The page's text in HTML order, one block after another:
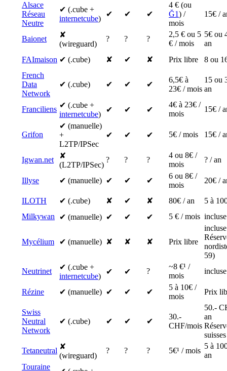
Alsace
Réseau
Neutre
✔ (.cube +
internetcube)
✔ ✔ ✔
4 € (ou
Ğ1) /
mois
15€ /
Baionet
✘
(wireguard)
? ? ?
2,5 € ou 5
€ / mois
5€ ou
an
FAImaison ✔ (.cube) ✘ ✔ ✘ Prix libre
8 ou
French
Data
Network
✔ (.cube) ✔ ✔ ✔
6,5€ à
23€ / mois
15 ou
an
Franciliens ✔ (.cube +
internetcube)
✔ ✔ ✔
4€ à 23€ /
mois
15€ /
Grifon
✔ (manuelle)
+
L2TP/IPSec
✔ ✔ ✔ 5€ / mois 15€ /
Igwan.net
✘
(L2TP/IPSec)
? ? ?
4 ou 8€ /
mois
? / an
Illyse ✔ (manuelle) ✔ ✔ ✔
6 ou 8€ /
mois
20€ /
ILOTH ✔ (.cube) ✘ ✔ ✘ 80€ / an
5 à
Milkywan
✔ (manuelle) ✔ ✔ ✔ 5 € / mois incluse
Mycélium ✔ (manuelle) ✘ ✘ ✘ Prix libre
incluse
59)
Neutrinet
✔ (.cube +
internetcube)
✔ ✔ ?
~8 €¹ /
mois
incluse
Rézine ✔ (manuelle) ✔ ✔ ✔
5 à 10€ /
mois
Prix
Swiss
Neutral
Network
✔ (.cube) ✔ ✔ ✔
30.-
CHF/mois
50.-
an
suisses
Tetaneutral ✘
(wireguard)
? ? ? 5€¹ / mois
5 à
an
Touraine